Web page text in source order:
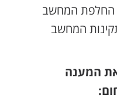
החלפת המחשב
המחשב
המענה